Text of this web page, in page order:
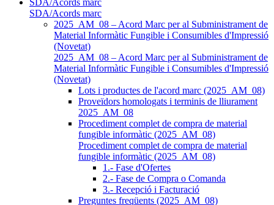
SDA/Acords marc
2025_AM_08 – Acord Marc per al Subministrament de
Material Informàtic Fungible i Consumibles d'Impressió
(Novetat)
2025_AM_08 – Acord Marc per al Subministrament de
Material Informàtic Fungible i Consumibles d'Impressió
(Novetat)
Lots i productes de l'acord marc (2025_AM_08)
Proveïdors homologats i terminis de lliurament
2025_AM_08
Procediment complet de compra de material
fungible informàtic (2025_AM_08)
Procediment complet de compra de material
fungible informàtic (2025_AM_08)
1.- Fase d'Ofertes
2.- Fase de Compra o Comanda
3.- Recepció i Facturació
Preguntes freqüents (2025_AM_08)